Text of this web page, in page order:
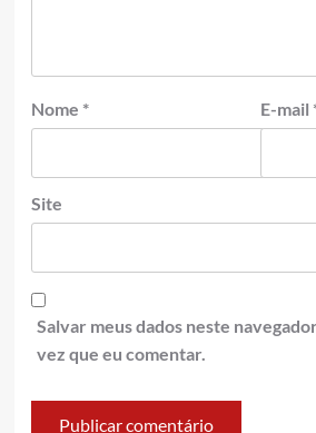
Nome * E-mail
Site
Salvar meus dados neste
vez que eu comentar.